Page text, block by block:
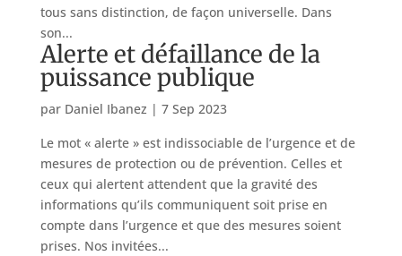
tous sans distinction, de façon universelle. Dans
son...
Alerte et défaillance de la
puissance publique
par Daniel Ibanez | 7 Sep 2023
Le mot « alerte » est indissociable de l’urgence et de
mesures de protection ou de prévention. Celles et
ceux qui alertent attendent que la gravité des
informations qu’ils communiquent soit prise en
compte dans l’urgence et que des mesures soient
prises. Nos invitées...